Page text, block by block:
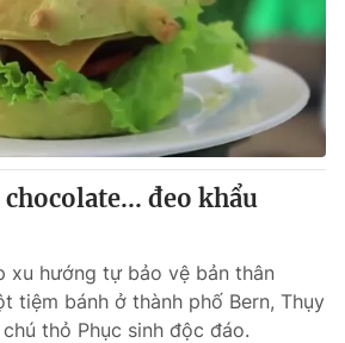
đeo khẩu
xu hướng tự bảo vệ bản thân
tiệm bánh ở thành phố Bern, Thụy
thỏ Phục sinh độc đáo.